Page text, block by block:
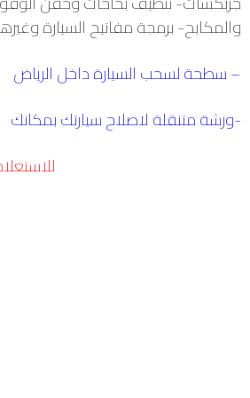
والمكابح- برمجة مفاتيح السيارة
– سطحة لسحب السيارة داخل الرياض
-ورشة متنقلة لاصلاح سيارتك بمكانك